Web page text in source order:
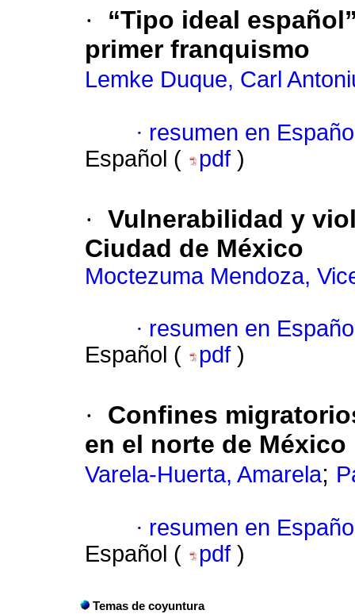
·
“Tipo ideal
primer franquismo
Lemke Duque, Carl
· resumen en
Español (
pdf )
· Vulnerabilidad y
Ciudad de México
Moctezuma Mendoza,
· resumen en
Español (
pdf )
·
Confines
en el norte de México
Varela-Huerta, Amarela;
· resumen en
Español (
pdf )
Temas de coyuntura